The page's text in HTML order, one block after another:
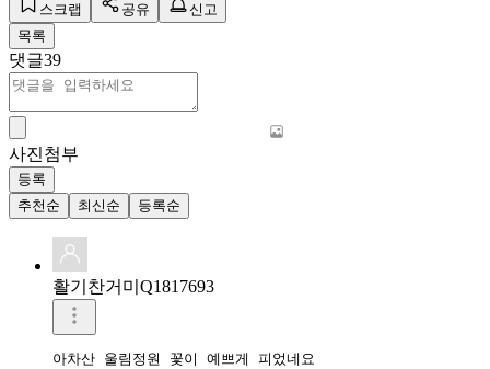
스크랩 공유
신고
목록
댓글39
사진첨부
등록
추천순
최신순 등록순
활기찬거미Q1817693
아차산 울림정원 꽃이 예쁘게 피었네요